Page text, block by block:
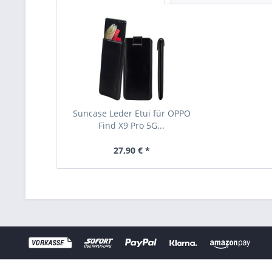
Suncase Leder Etui für OPPO
Find X9 Pro 5G...
27,90 € *